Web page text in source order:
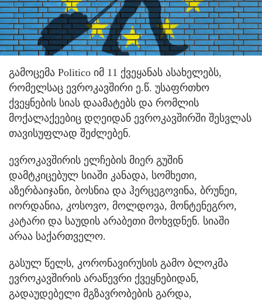
გამოცემა Politico იმ 11 ქვეყანას ასახელებს,
რომელსაც ევროკავშირი ე.წ. უსაფრთხო
ქვეყნების სიას დაამატებს და რომლის
მოქალაქეებიც დღეიდან ევროკავშირში შესვლას
თავისუფლად შეძლებენ.
ევროკავშირის ელჩების მიერ გუშინ
დამტკიცებულ სიაში კანადა, სომხეთი,
აზერბაიჯანი, ბოსნია და ჰერცეგოვინა, ბრუნეი,
იორდანია, კოსოვო, მოლდოვა, მონტენეგრო,
კატარი და საუდის არაბეთი მოხვდნენ. სიაში
არაა საქართველო.
გასულ წელს, კორონავირუსის გამო ბლოკმა
ევროკავშირის არაწევრი ქვეყნებიდან,
გადაუდებელი მგზავრობების გარდა,